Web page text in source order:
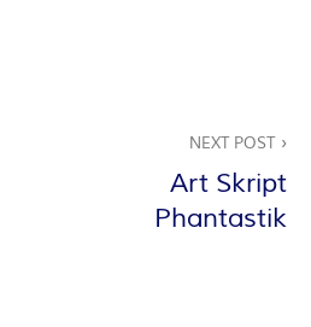
NEXT POST
Art Skript
Phantastik